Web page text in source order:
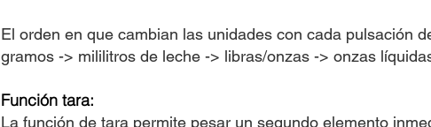
El orden en que cambian las unidades con cada pulsación
gramos -> mililitros de leche -> libras/onzas -> onzas
Función tara:
La función de tara permite pesar un segundo elemento